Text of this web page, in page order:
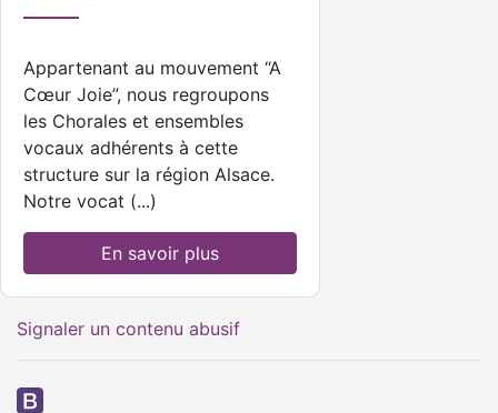
Appartenant au mouvement “A
Cœur Joie”, nous regroupons
les Chorales et ensembles
vocaux adhérents à cette
structure sur la région Alsace.
Notre vocat (...)
En savoir plus
Signaler un contenu abusif